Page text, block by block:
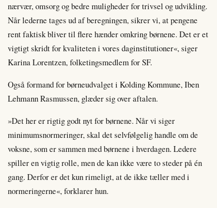
nærvær, omsorg og bedre muligheder for trivsel og udvikling.
Når lederne tages ud af beregningen, sikrer vi, at pengene
rent faktisk bliver til flere hænder omkring børnene. Det er et
vigtigt skridt for kvaliteten i vores daginstitutioner«, siger
Karina Lorentzen, folketingsmedlem for SF.
Også formand for børneudvalget i Kolding Kommune, Iben
Lehmann Rasmussen, glæder sig over aftalen.
»Det her er rigtig godt nyt for børnene. Når vi siger
minimumsnormeringer, skal det selvfølgelig handle om de
voksne, som er sammen med børnene i hverdagen. Ledere
spiller en vigtig rolle, men de kan ikke være to steder på én
gang. Derfor er det kun rimeligt, at de ikke tæller med i
normeringerne«, forklarer hun.